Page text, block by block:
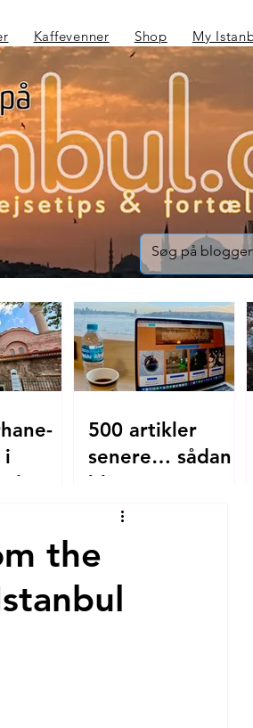
Kaffevenner Shop My
i
blev
500 artikler
senere… sådan
bliver
mitistanbul.dk til
the